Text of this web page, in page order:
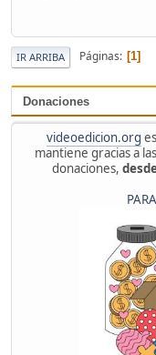
Donaciones
videoedicion.org
mantiene gracias a las
donaciones,
IR ARRIBA Páginas 1